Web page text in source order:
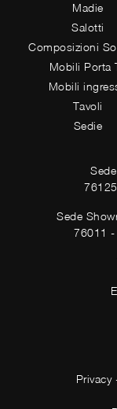
Madie
Salotti
Composizioni
Mobili Porta
Mobili
Tavoli
Sedie
Sede
76011 -
Privacy